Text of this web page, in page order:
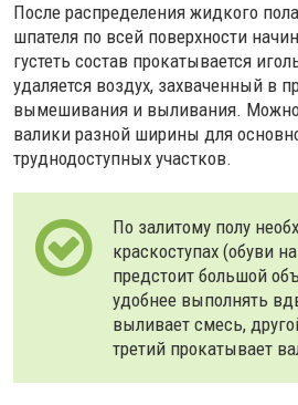
После распределения жидкого
шпателя по всей поверхности
густеть состав прокатывается
удаляется воздух, захваченный в
вымешивания и выливания. Можно
валики разной ширины для
труднодоступных участков.
По залитому полу
краскоступах (обуви
предстоит большой
удобнее выполнять
выливает смесь,
третий прокатывает